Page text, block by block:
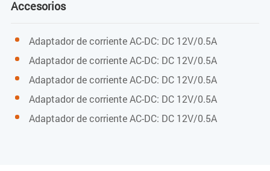
78dBuV (@-12~-2dBm@85MHz) (con AGC)
Pérdida de retorno de salida RF
>12dB (con AGC)
Accesorios
Adaptador de corriente AC-DC: DC 12V/0.5A
Adaptador de corriente AC-DC: DC 12V/0.5A
Adaptador de corriente AC-DC: DC 12V/0.5A
Adaptador de corriente AC-DC: DC 12V/0.5A
Adaptador de corriente AC-DC: DC 12V/0.5A